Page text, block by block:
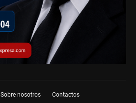
Sobre nosotros Contactos